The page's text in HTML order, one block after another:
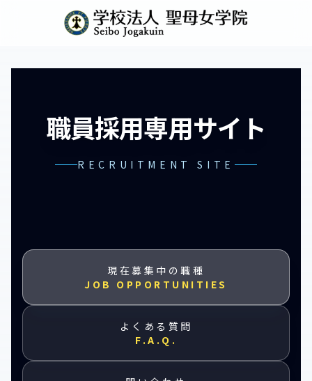
職員採用専用サイト
RECRUITMENT SITE
現在募集中の職種
JOB OPPORTUNITIES
よくある質問
F.A.Q.